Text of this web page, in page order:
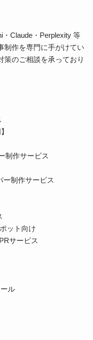
Claude・Perplexity 等
制作を専門に手がけてい
策のご相談を承っており
制作サービス
ー制作サービス
ット向け
サービス
ル